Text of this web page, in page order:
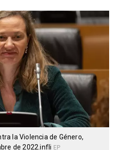
la Violencia de Género,
de 2022.infli EP